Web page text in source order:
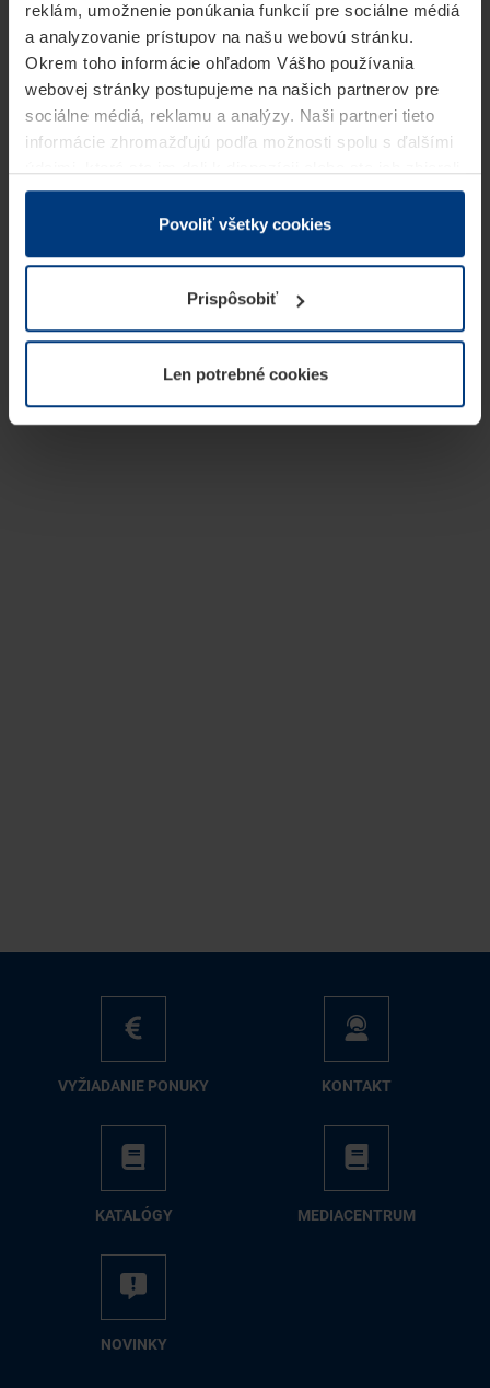
reklám, umožnenie ponúkania funkcií pre sociálne médiá
a analyzovanie prístupov na našu webovú stránku.
Okrem toho informácie ohľadom Vášho používania
webovej stránky postupujeme na našich partnerov pre
sociálne médiá, reklamu a analýzy. Naši partneri tieto
informácie zhromažďujú podľa možnosti spolu s ďalšími
v rámci Vášho využívania služieb.
Z právneho hľadiska môžeme cookies ukladať na Vašom
prevádzku tejto stránky. Pre všetky ostatné typy cookie
potrebujeme Vaše povolenie. Vaše povolenie môžete
kedykoľvek zmeniť alebo odvolať vo vysvetlení cookie
našej webovej stránky.
Povoliť všetky cookies
Prispôsobiť
Len potrebné cookies
VY­ŽIA­DA­NIE PO­NU­KY KON­TAKT
KA­TA­LÓ­GY ME­DIA­CEN­TRUM
NO­VIN­KY